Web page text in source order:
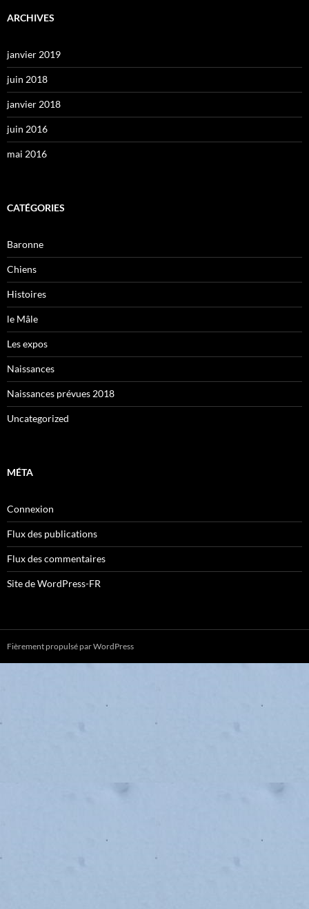
ARCHIVES
janvier 2019
juin 2018
janvier 2018
juin 2016
mai 2016
CATÉGORIES
Baronne
Chiens
Histoires
le Mâle
Les expos
Naissances
Naissances prévues 2018
Uncategorized
MÉTA
Connexion
Flux des publications
Flux des commentaires
Site de WordPress-FR
Fièrement propulsé par WordPress